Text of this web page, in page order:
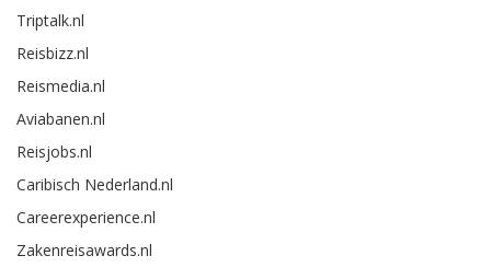
Triptalk.nl
Reisbizz.nl
Reismedia.nl
Aviabanen.nl
Reisjobs.nl
Caribisch Nederland.nl
Careerexperience.nl
Zakenreisawards.nl